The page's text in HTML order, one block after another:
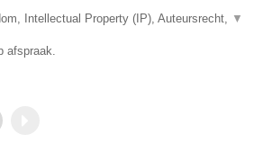
Intellectual Property (IP), Auteursrecht, ▼
afspraak.